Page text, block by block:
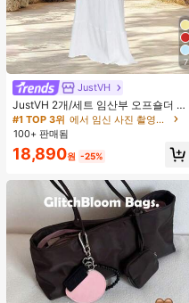
7
JustVH
JustVH 2개/세트 임산부 오프숄더 러
플 헴 크롭 탑과 플로잉 맥시 스커트
세트, 사진 촬영과 비치웨어에 적합한
봄 화이트 가을
#1 TOP 3위
에서 임신 사진 촬영용 의상
100+ 판매됨
18,890원 -25%